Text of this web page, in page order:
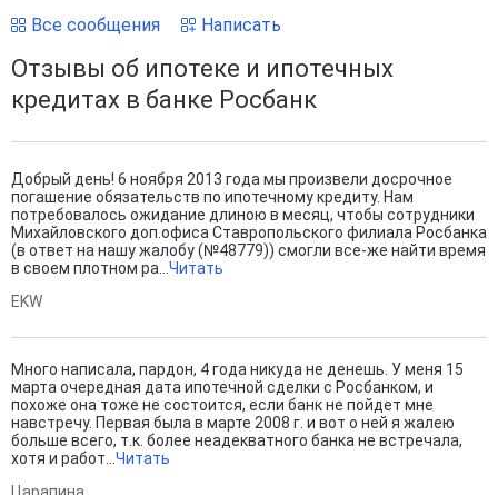
Все сообщения Написать
Отзывы об ипотеке и ипотечных
кредитах в банке Росбанк
Добрый день! 6 ноября 2013 года мы произвели досрочное
погашение обязательств по ипотечному кредиту. Нам
потребовалось ожидание длиною в месяц, чтобы сотрудники
Михайловского доп.офиса Ставропольского филиала Росбанка
(в ответ на нашу жалобу (№48779)) смогли все-же найти время
в своем плотном ра...Читать
EKW
Много написала, пардон, 4 года никуда не денешь. У меня 15
марта очередная дата ипотечной сделки с Росбанком, и
похоже она тоже не состоится, если банк не пойдет мне
навстречу. Первая была в марте 2008 г. и вот о ней я жалею
больше всего, т.к. более неадекватного банка не встречала,
хотя и работ...Читать